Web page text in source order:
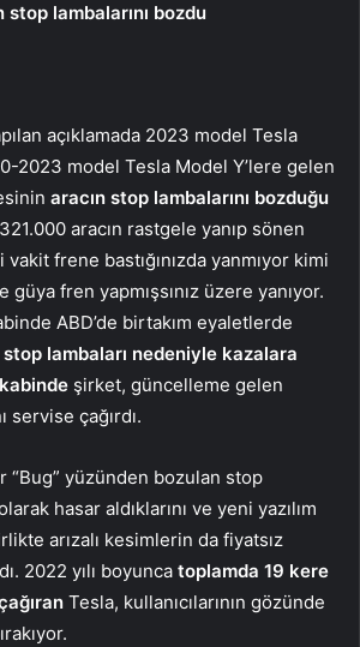
stop lambalarını bozdu
açıklamada 2023 model Tesla
2023 model Tesla Model Y’lere gelen
aracın stop lambalarını bozduğu
321.000 aracın rastgele yanıp sönen
frene bastığınızda yanmıyor kimi
fren yapmışsınız üzere yanıyor.
ABD’de birtakım eyaletlerde
stop lambaları nedeniyle kazalara
şirket, güncelleme gelen
servise çağırdı.
“Bug” yüzünden bozulan stop
hasar aldıklarını ve yeni yazılım
arızalı kesimlerin da fiyatsız
2022 yılı boyunca toplamda 19 kere
Tesla, kullanıcılarının gözünde